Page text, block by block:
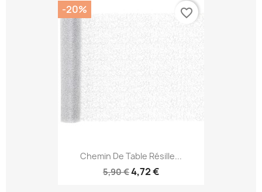
Chemin De Table Résille...
5,90 €4,72 €
-20% favorite_border